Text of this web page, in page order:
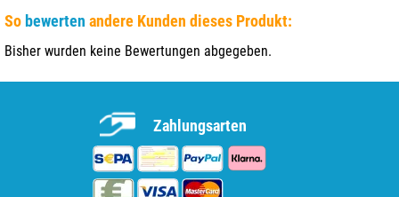
So bewerten andere Kunden dieses Produkt:
Bisher wurden keine Bewertungen abgegeben.
Zahlungsarten